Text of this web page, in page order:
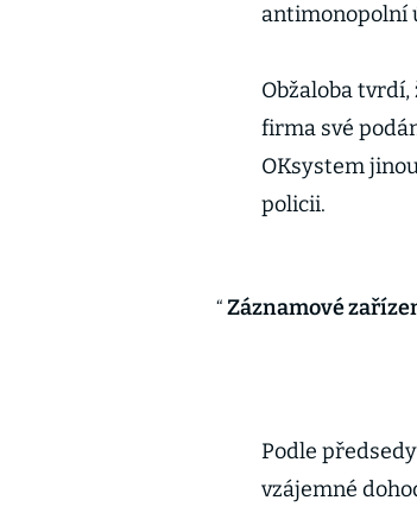
antimonopolní
Obžaloba
firma své
OKsystem
policii.
Záznamové
Podle
vzájemné